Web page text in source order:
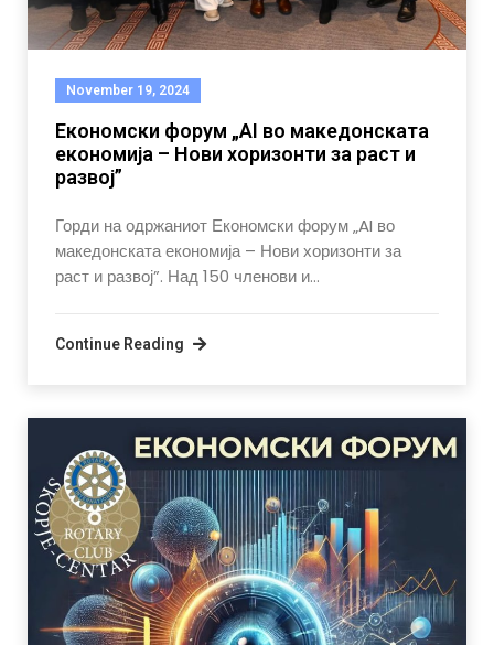
November 19, 2024
Економски форум „AI во македонската
економија – Нови хоризонти за раст и
развој”
Горди на одржаниот Економски форум „AI во
македонската економија – Нови хоризонти за
раст и развој”. Над 150 членови и…
Continue Reading